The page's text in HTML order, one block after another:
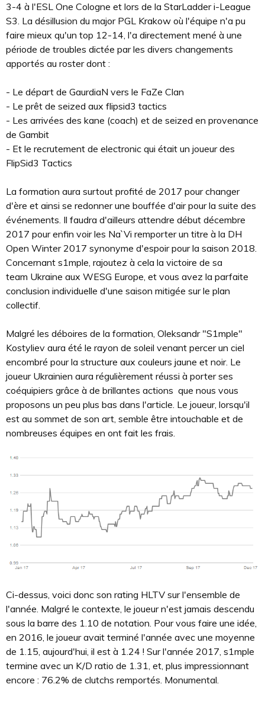
3-4 à l'ESL One Cologne et lors de la StarLadder i-League
S3. La désillusion du major PGL Krakow où l'équipe n'a pu
faire mieux qu'un top 12-14, l'a directement mené à une
période de troubles dictée par les divers changements
apportés au roster dont :
- Le départ de GaurdiaN vers le FaZe Clan
- Le prêt de seized aux flipsid3 tactics
- Les arrivées des kane (coach) et de seized en provenance
de Gambit
- Et le recrutement de electronic qui était un joueur des
FlipSid3 Tactics
La formation aura surtout profité de 2017 pour changer
d'ère et ainsi se redonner une bouffée d'air pour la suite des
événements. Il faudra d'ailleurs attendre début décembre
2017 pour enfin voir les Na`Vi remporter un titre à la DH
Open Winter 2017 synonyme d'espoir pour la saison 2018.
Concernant s1mple, rajoutez à cela la victoire de sa
team Ukraine aux WESG Europe, et vous avez la parfaite
conclusion individuelle d'une saison mitigée sur le plan
collectif.
Malgré les déboires de la formation, Oleksandr "S1mple"
Kostyliev aura été le rayon de soleil venant percer un ciel
encombré pour la structure aux couleurs jaune et noir. Le
joueur Ukrainien aura régulièrement réussi à porter ses
coéquipiers grâce à de brillantes actions que nous vous
proposons un peu plus bas dans l'article. Le joueur, lorsqu'il
est au sommet de son art, semble être intouchable et de
nombreuses équipes en ont fait les frais.
Ci-dessus, voici donc son rating HLTV sur l'ensemble de
l'année. Malgré le contexte, le joueur n'est jamais descendu
sous la barre des 1.10 de notation. Pour vous faire une idée,
en 2016, le joueur avait terminé l'année avec une moyenne
de 1.15, aujourd'hui, il est à 1.24 ! Sur l'année 2017, s1mple
termine avec un K/D ratio de 1.31, et, plus impressionnant
encore : 76.2% de clutchs remportés. Monumental.